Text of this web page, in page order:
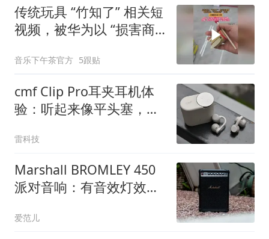
传统玩具 “竹知了” 相关短
视频，被华为以 “损害商
架
音乐下午茶官方 5跟贴
cmf Clip Pro耳夹耳机体
验：听起来像平头塞，这
雷科技
Marshall BROMLEY 450
派对音响：有音效灯效和
都能一包带走
爱范儿